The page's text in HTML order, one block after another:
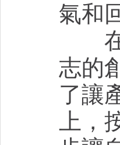
氣和
在
志的
了讓
上